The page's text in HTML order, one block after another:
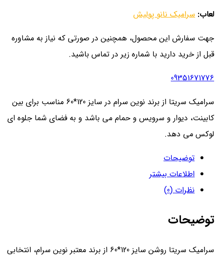
لعاب: سرامیک نانو پولیش
جهت سفارش این محصول، همچنین در صورتی که نیاز به مشاوره
قبل از خرید دارید با شماره زیر در تماس باشید.
09351671776
سرامیک سریتا از برند نوین سرام در سایز 120*60 مناسب برای بین
کابینت، دیوار و سرویس و حمام می باشد و به فضای شما جلوه ای
لوکس می دهد.
توضیحات
اطلاعات بیشتر
نظرات (0)
توضیحات
سرامیک سریتا روشن سایز 120*60 از برند معتبر نوین سرام، انتخابی